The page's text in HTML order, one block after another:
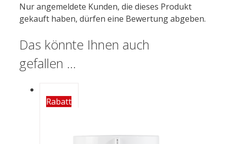
Nur angemeldete Kunden, die dieses Produkt
gekauft haben, dürfen eine Bewertung abgeben.
Das könnte Ihnen auch
gefallen …
Rabatt